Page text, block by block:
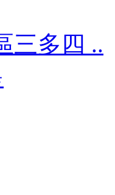
三多四 ..